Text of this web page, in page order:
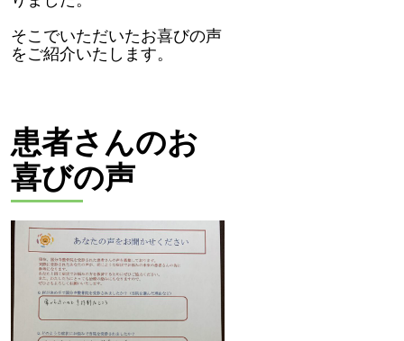
そこでいただいたお喜びの声
をご紹介いたします。
患者さんのお
喜びの声